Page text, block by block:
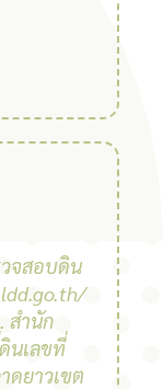
วจสอบดิน
สํานัก
นเลขที่
ดยาวเขต